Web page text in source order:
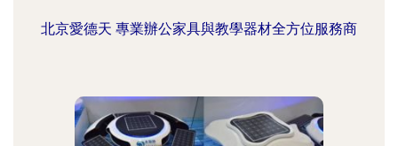
北京愛德天 專業辦公家具與教學器材全方位服務商